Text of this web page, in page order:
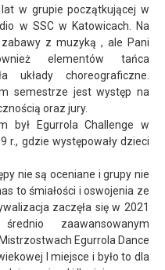
w grupie początkującej w
w SSC w Katowicach. Na
z muzyką , ale Pani
elementów tańca
układy choreograficzne.
semestrze jest występ na
oraz jury.
był Egurrola Challenge w
r., gdzie występowały dzieci
nie są oceniane i grupy nie
to śmiałości i oswojenia ze
zaczęła się w 2021
zaawansowanym
Egurrola Dance
I miejsce i było to dla